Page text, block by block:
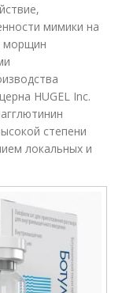
мимики на
морщин
HUGEL Inc.
степени
локальных и